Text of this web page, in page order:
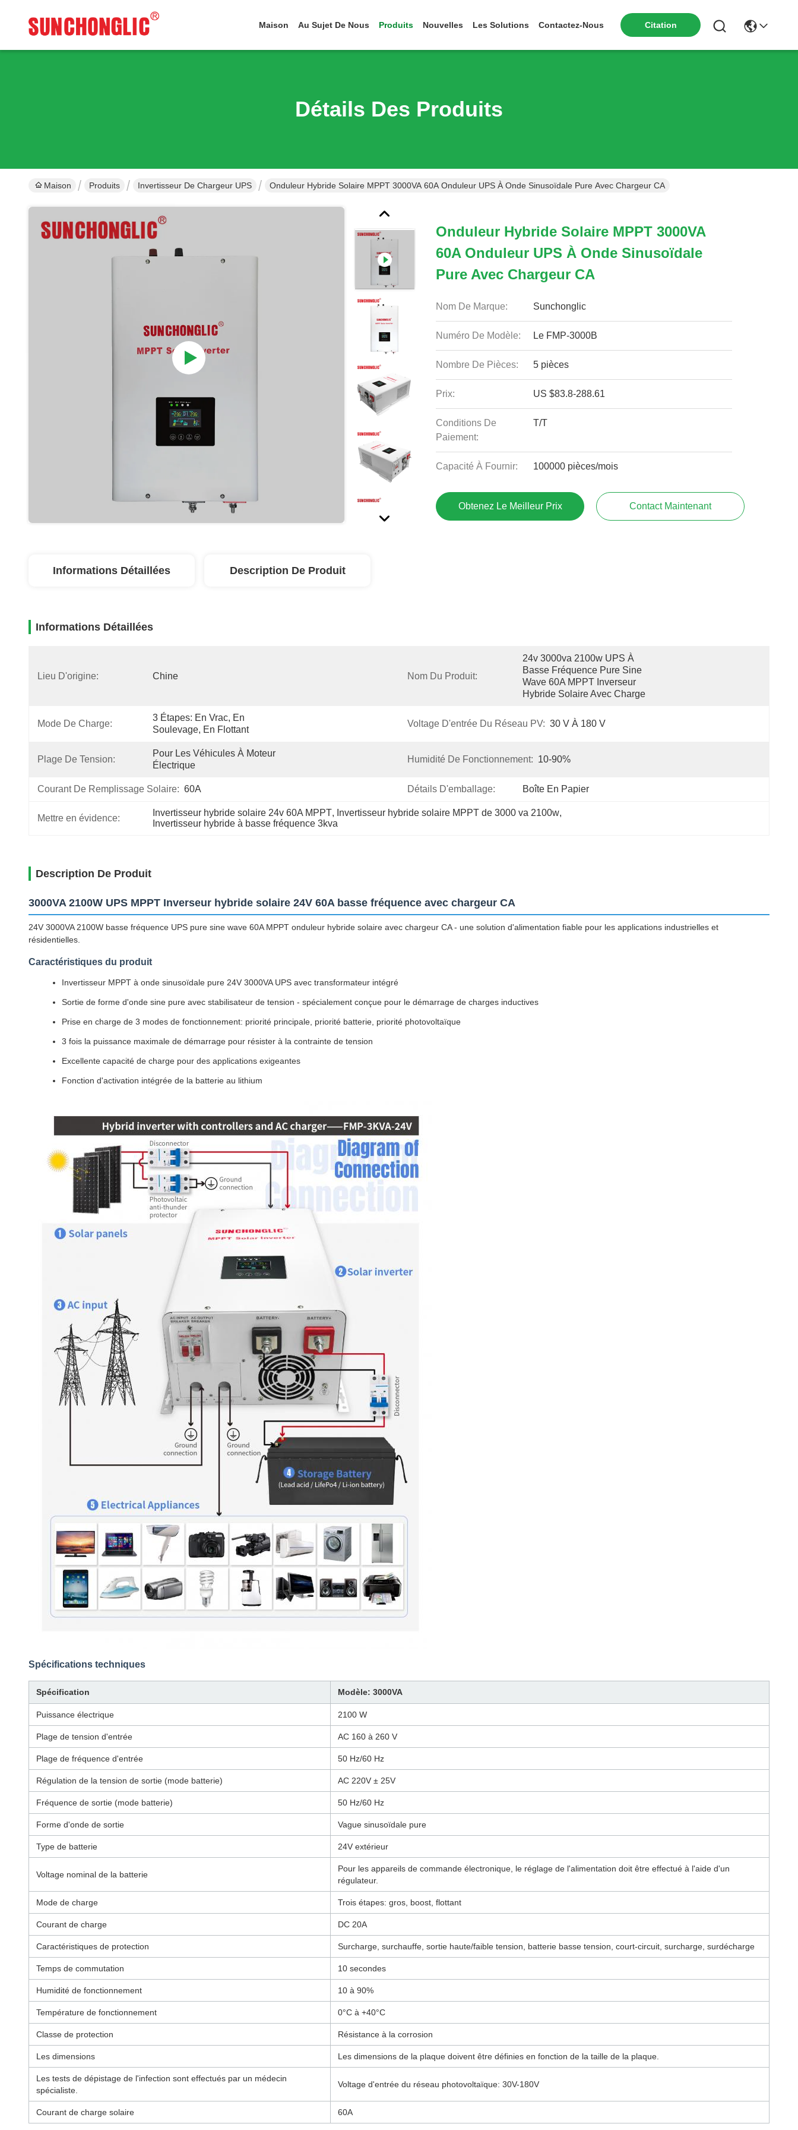
Maison Au Sujet De Nous Produits Nouvelles Les Solutions Contactez-Nous Citation
Détails Des Produits
Maison Produits Invertisseur De Chargeur UPS Onduleur Hybride Solaire MPPT 3000VA 60A Onduleur UPS À Onde Sinusoïdale Pure Avec Chargeur CA
Onduleur Hybride Solaire MPPT 3000VA
60A Onduleur UPS À Onde Sinusoïdale
Pure Avec Chargeur CA
Nom De Marque: Sunchonglic
Numéro De Modèle: Le FMP-3000B
Nombre De Pièces: 5 pièces
Prix: US $83.8-288.61
Conditions De
Paiement:
T/T
Capacité À Fournir: 100000 pièces/mois
Obtenez Le Meilleur Prix Contact Maintenant
Informations Détaillées Description De Produit
Informations Détaillées
Lieu D'origine: Chine Nom Du Produit:
24v 3000va 2100w UPS À
Basse Fréquence Pure Sine
Wave 60A MPPT Inverseur
Hybride Solaire Avec Charge
Mode De Charge:
3 Étapes: En Vrac, En
Soulevage, En Flottant
Voltage D'entrée Du Réseau PV: 30 V À 180 V
Plage De Tension:
Pour Les Véhicules À Moteur
Électrique
Humidité De Fonctionnement: 10-90%
Courant De Remplissage Solaire: 60A Détails D'emballage: Boîte En Papier
Mettre en évidence:
Invertisseur hybride solaire 24v 60A MPPT, Invertisseur hybride solaire MPPT de 3000 va 2100w,
Invertisseur hybride à basse fréquence 3kva
Description De Produit
3000VA 2100W UPS MPPT Inverseur hybride solaire 24V 60A basse fréquence avec chargeur CA
24V 3000VA 2100W basse fréquence UPS pure sine wave 60A MPPT onduleur hybride solaire avec chargeur CA - une solution d'alimentation fiable pour les applications industrielles et
résidentielles.
Caractéristiques du produit
Invertisseur MPPT à onde sinusoïdale pure 24V 3000VA UPS avec transformateur intégré
Sortie de forme d'onde sine pure avec stabilisateur de tension - spécialement conçue pour le démarrage de charges inductives
Prise en charge de 3 modes de fonctionnement: priorité principale, priorité batterie, priorité photovoltaïque
3 fois la puissance maximale de démarrage pour résister à la contrainte de tension
Excellente capacité de charge pour des applications exigeantes
Fonction d'activation intégrée de la batterie au lithium
Spécifications techniques
Spécification Modèle: 3000VA
Puissance électrique 2100 W
Plage de tension d'entrée AC 160 à 260 V
Plage de fréquence d'entrée 50 Hz/60 Hz
Régulation de la tension de sortie (mode batterie) AC 220V ± 25V
Fréquence de sortie (mode batterie) 50 Hz/60 Hz
Forme d'onde de sortie Vague sinusoïdale pure
Type de batterie 24V extérieur
Voltage nominal de la batterie
Pour les appareils de commande électronique, le réglage de l'alimentation doit être effectué à l'aide d'un
régulateur.
Mode de charge Trois étapes: gros, boost, flottant
Courant de charge DC 20A
Caractéristiques de protection Surcharge, surchauffe, sortie haute/faible tension, batterie basse tension, court-circuit, surcharge, surdécharge
Temps de commutation 10 secondes
Humidité de fonctionnement 10 à 90%
Température de fonctionnement 0°C à +40°C
Classe de protection Résistance à la corrosion
Les dimensions Les dimensions de la plaque doivent être définies en fonction de la taille de la plaque.
Les tests de dépistage de l'infection sont effectués par un médecin
spécialiste.
Voltage d'entrée du réseau photovoltaïque: 30V-180V
Courant de charge solaire 60A